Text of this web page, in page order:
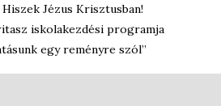
Jézus Krisztusban!
iskolakezdési programja
egy reményre szól”